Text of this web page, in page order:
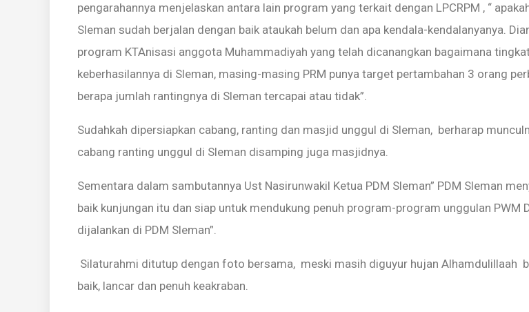
pengarahannya menjelaskan antara lain program yang terkait dengan LPCRPM , “
Sleman sudah berjalan dengan baik ataukah belum dan apa kendala-kendalanyanya.
program KTAnisasi anggota Muhammadiyah yang telah dicanangkan bagaimana
keberhasilannya di Sleman, masing-masing PRM punya target pertambahan 3 orang
berapa jumlah rantingnya di Sleman tercapai atau tidak”.
Sudahkah dipersiapkan cabang, ranting dan masjid unggul di Sleman, berharap
cabang ranting unggul di Sleman disamping juga masjidnya.
Sementara dalam sambutannya Ust Nasirunwakil Ketua PDM Sleman” PDM Sleman
baik kunjungan itu dan siap untuk mendukung penuh program-program unggulan PWM
dijalankan di PDM Sleman”.
Silaturahmi ditutup dengan foto bersama, meski masih diguyur hujan Alhamdulillaah
baik, lancar dan penuh keakraban.